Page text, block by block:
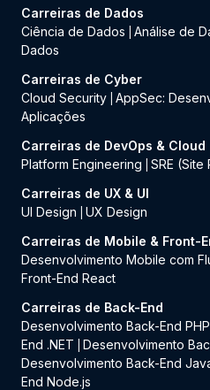
Carreiras de Dados
Ciência de Dados
Análise de
Dados
Carreiras de Cyber
Cloud Security AppSec:
Aplicações
Carreiras de DevOps & Cloud
Platform Engineering
SRE (Site
Carreiras de UX & UI
UI Design
UX Design
Carreiras de Mobile & Front-
Desenvolvimento Mobile com
Front-End React
Carreiras de Back-End
Desenvolvimento Back-End PHP
End .NET
Desenvolvimento
Desenvolvimento Back-End
End Node.js